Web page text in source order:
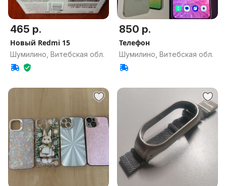
465 р.
Новый Redmi 15
Шумилино, Витебская обл.
850 р.
Телефон
Шумилино, Витебская обл.